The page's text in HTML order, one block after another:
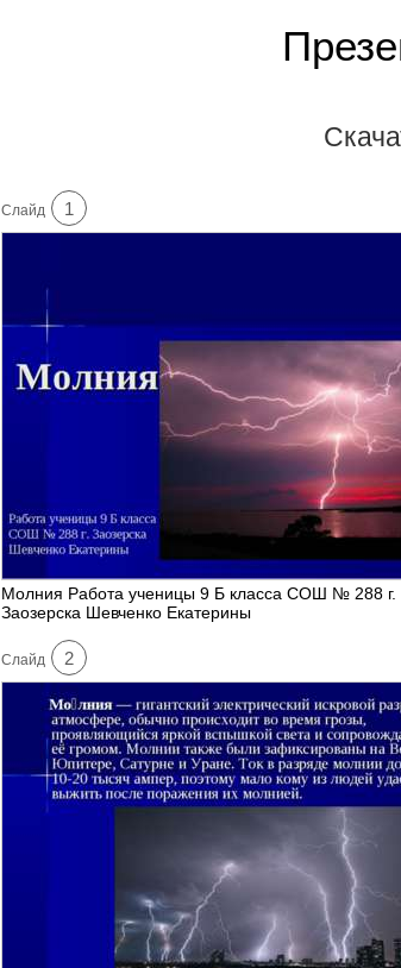
Cлайд 1
Молния Работа ученицы 9 Б класса СОШ № 288 г.
Заозерска Шевченко Екатерины
Cлайд 2